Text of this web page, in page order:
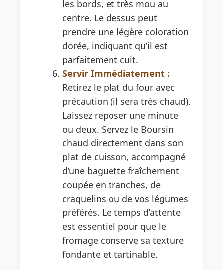
les bords, et très mou au
centre. Le dessus peut
prendre une légère coloration
dorée, indiquant qu’il est
parfaitement cuit.
Servir Immédiatement :
Retirez le plat du four avec
précaution (il sera très chaud).
Laissez reposer une minute
ou deux. Servez le Boursin
chaud directement dans son
plat de cuisson, accompagné
d’une baguette fraîchement
coupée en tranches, de
craquelins ou de vos légumes
préférés. Le temps d’attente
est essentiel pour que le
fromage conserve sa texture
fondante et tartinable.